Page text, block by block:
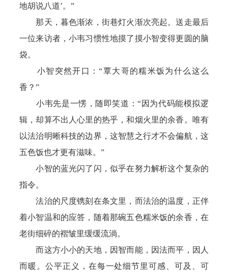
地胡说八道’。”
那天，暮色渐浓，街巷灯火渐次亮起。送走最后
一位来访者，小韦习惯性地摸了摸小智变得更圆的脑
袋。
小智突然开口：“覃大哥的糯米饭为什么这么
香？”
小韦先是一愣，随即笑道：“因为代码能模拟逻
辑，却算不出人心里的热乎，和烟火里的余香。唯有
以法治明晰科技的边界，这智慧之行才不会偏航，这
五色饭也才更有滋味。”
小智的蓝光闪了闪，似乎在努力解析这个复杂的
指令。
法治的尺度镌刻在条文里，而法治的温度，正伴
着小智温和的应答，随着那碗五色糯米饭的余香，在
老街细碎的褶皱里缓缓流淌。
而这方小小的天地，因智而能，因法而平，因人
而暖。公平正义，在每一处细节里可感、可及、可